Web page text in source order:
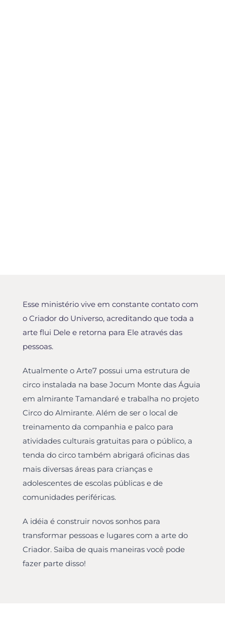
Esse ministério vive em constante contato com
o Criador do Universo, acreditando que toda a
arte flui Dele e retorna para Ele através das
pessoas.
Atualmente o Arte7 possui uma estrutura de
circo instalada na base Jocum Monte das Águia
em almirante Tamandaré e trabalha no projeto
Circo do Almirante. Além de ser o local de
treinamento da companhia e palco para
atividades culturais gratuitas para o público, a
tenda do circo também abrigará oficinas das
mais diversas áreas para crianças e
adolescentes de escolas públicas e de
comunidades periféricas.
A idéia é construir novos sonhos para
transformar pessoas e lugares com a arte do
Criador. Saiba de quais maneiras você pode
fazer parte disso!